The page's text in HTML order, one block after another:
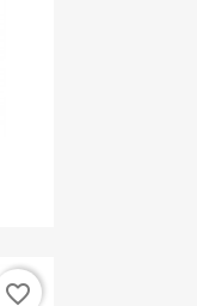
favorite_border